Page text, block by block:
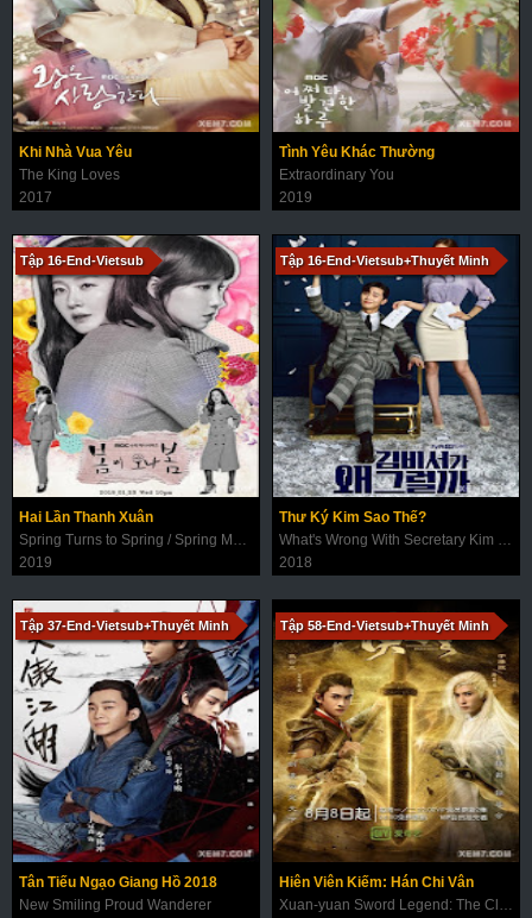
Khi Nhà Vua Yêu
The King Loves
2017
Tình Yêu Khác Thường
Extraordinary You
2019
Tập 16-End-Vietsub
Hai Lần Thanh Xuân
Spring Turns to Spring / Spring Must Be Coming
2019
Tập 16-End-Vietsub+Thuyết Minh
Thư Ký Kim Sao Thế?
What's Wrong With Secretary Kim / Why Secretary Kim
2018
Tập 37-End-Vietsub+Thuyết Minh
Tân Tiếu Ngạo Giang Hồ 2018
New Smiling Proud Wanderer
Tập 58-End-Vietsub+Thuyết Minh
Hiên Viên Kiếm: Hán Chi Vân
Xuan-yuan Sword Legend: The Clouds Of Han